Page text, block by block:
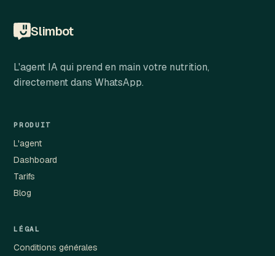
Slimbot
L'agent IA qui prend en main votre nutrition,
directement dans WhatsApp.
PRODUIT
L'agent
Dashboard
Tarifs
Blog
LÉGAL
Conditions générales